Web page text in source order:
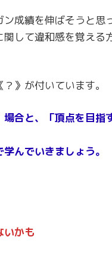
成績を伸ばそうと思
して違和感を覚える
》が付いています。
合と、「頂点を目指
んでいきましょう。
いかも